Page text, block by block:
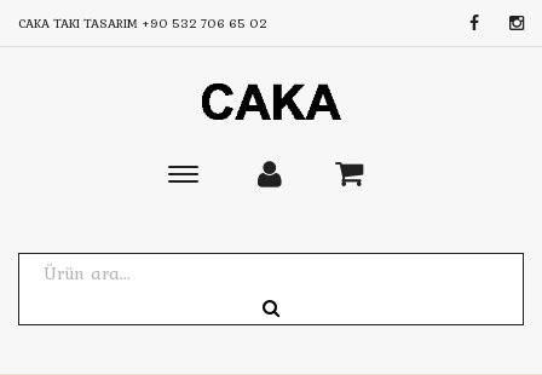
CAKA TAKI TASARIM +90 532 706 65 02
Toggle